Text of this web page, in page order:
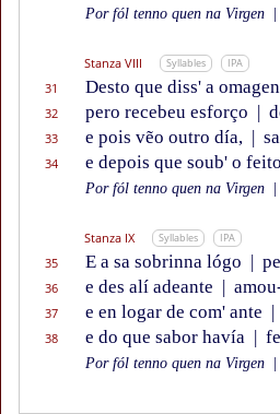
Por fól tenno quen na Virgen
Stanza VIII Syllables IPA
31 Desto que diss' a omagen
32 pero recebeu esforço |
33 e pois vẽo outro día, |
34 e depois que soub' o
Por fól tenno quen na Virgen
Stanza IX Syllables IPA
35 E a sa sobrinna lógo |
36 e des alí adeante |
37 e en logar de com' ante |
38 e do que sabor havía |
Por fól tenno quen na Virgen